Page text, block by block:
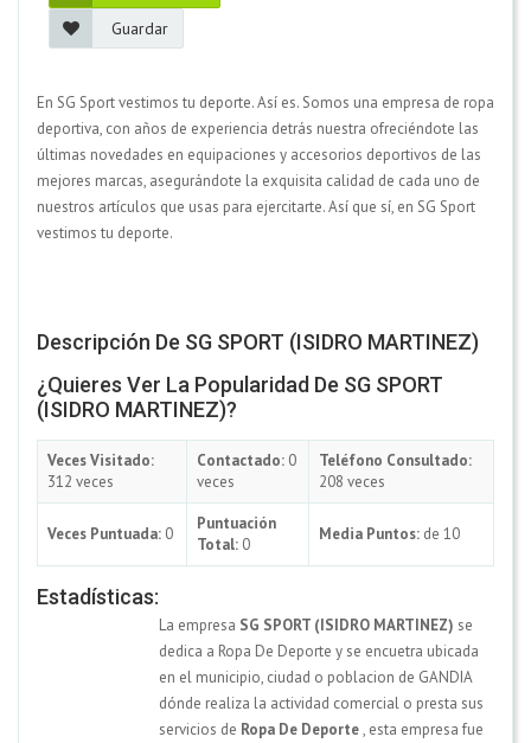
Guardar
En SG Sport vestimos tu deporte. Así es. Somos una empresa de ropa
deportiva, con años de experiencia detrás nuestra ofreciéndote las
últimas novedades en equipaciones y accesorios deportivos de las
mejores marcas, asegurándote la exquisita calidad de cada uno de
nuestros artículos que usas para ejercitarte. Así que sí, en SG Sport
vestimos tu deporte.
Descripción De SG SPORT (ISIDRO MARTINEZ)
¿Quieres Ver La Popularidad De SG SPORT
(ISIDRO MARTINEZ)?
Veces Visitado:
312 veces
Contactado: 0
veces
Teléfono Consultado:
208 veces
Veces Puntuada: 0
Puntuación
Total: 0
Media Puntos: de 10
Estadísticas:
La empresa SG SPORT (ISIDRO MARTINEZ) se
dedica a Ropa De Deporte y se encuetra ubicada
en el municipio, ciudad o poblacion de GANDIA
dónde realiza la actividad comercial o presta sus
servicios de Ropa De Deporte, esta empresa fue